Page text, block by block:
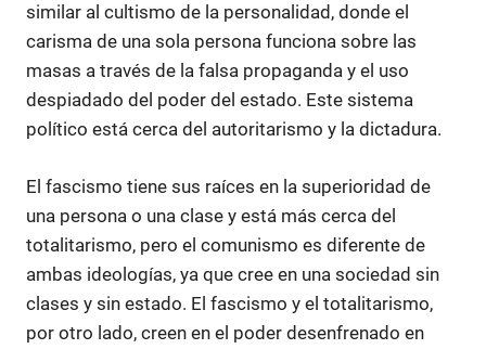
similar al cultismo de la personalidad, donde el
carisma de una sola persona funciona sobre las
masas a través de la falsa propaganda y el uso
despiadado del poder del estado. Este sistema
político está cerca del autoritarismo y la dictadura.
El fascismo tiene sus raíces en la superioridad de
una persona o una clase y está más cerca del
totalitarismo, pero el comunismo es diferente de
ambas ideologías, ya que cree en una sociedad sin
clases y sin estado. El fascismo y el totalitarismo,
por otro lado, creen en el poder desenfrenado en